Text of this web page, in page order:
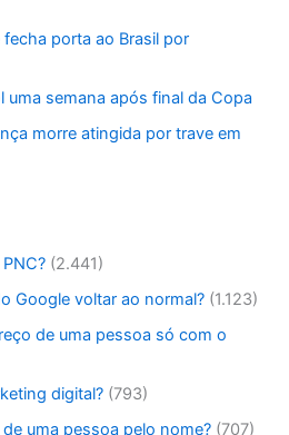
porta ao Brasil por
semana após final da Copa
morre atingida por trave em
(2.441)
Google voltar ao normal? (1.123)
de uma pessoa só com o
digital? (793)
uma pessoa pelo nome? (707)